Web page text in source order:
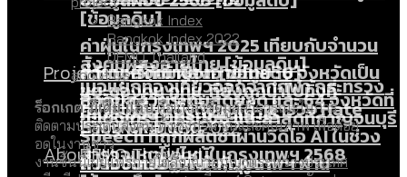
เมื่อแยกท่องเที่ยวออกจากกีฬา กระทรวง
ใหม่จะมีงบฯ ประมาณเท่าไร
ขยะของคน กทม. ที่ยังถูกนำไปทิ้งที่
ฉะเชิงเทรา นครปฐม และล่าสุดที่กาญจนบุรี
[ข้อมูลดิบ]
ความเกลียดชังที่ขายได้ : สำรวจ Hate
Speech ที่ถูกผลิตซ้ำผ่านวิดีโอ AI ในช่วง
ความขัดแย้งไทย-กัมพูชา
ค่าฝุ่นในกรุงเทพฯ 2025 เทียบกับจำนวน
ควันบุหรี่ที่เข้าปอด [ข้อมูลดิบ]
สำรวจเศรษฐกิจในกรุงเทพฯ ผ่าน
สำรวจสังคมผู้สูงอายุไทย : 6 จังหวัดเป็น
สังคมสูงวัยระดับสุดยอด และ 64 จังหวัดที่
ตายมากกว่าเกิด
สังคมผู้สูงอายุไทย [ข้อมูลดิบ]
สำรวจเหตุไฟไหม้ในกรุงเทพฯ 2568
Project
Bangkok Index
Bangkok Index 2022
DEMO Thailand
About Us
Bangkok Index
Bangkok Index 2022
DEMO Thailand
about us
ร็อกเกต มีเดีย แล็บคือแหล่งข้อมูลสาธารณะในการ
ติดตามประเด็นสังคม ทั้งเชิงปริมาณและคุณภาพ เพื่อต่อย
อดในงานข่าว
งานชิ้นนี้เผยแพร่ภายใต้สัญญาอนุญาตระหว่างประเทศ